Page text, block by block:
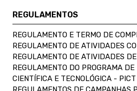
REGULAMENTOS
REGULAMENTO E TERMO DE
REGULAMENTO DE ATIVIDADES
REGULAMENTO DE ATIVIDADES
REGULAMENTO DO PROGRAMA DE
CIENTÍFICA E TECNOLÓGICA - PICT